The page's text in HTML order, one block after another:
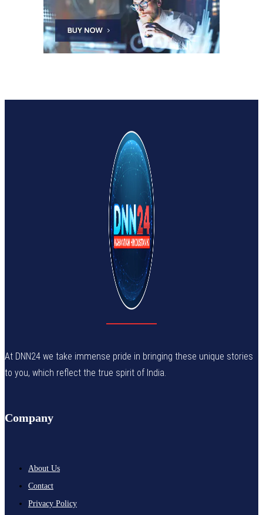
At DNN24 we take immense pride in bringing these unique stories
to you, which reflect the true spirit of India.
Company
About Us
Contact
Privacy Policy